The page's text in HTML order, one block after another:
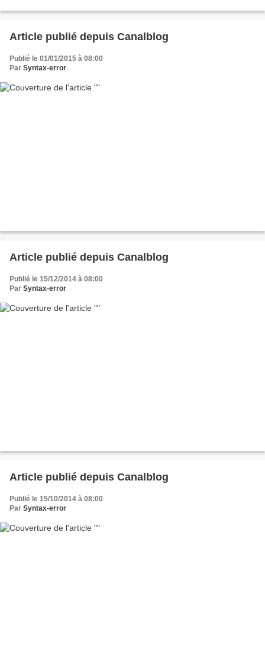
Article publié depuis Canalblog
Publié le 01/01/2015 à 08:00
Par Syntax-error
Article publié depuis Canalblog
Publié le 15/12/2014 à 08:00
Par Syntax-error
Article publié depuis Canalblog
Publié le 15/10/2014 à 08:00
Par Syntax-error